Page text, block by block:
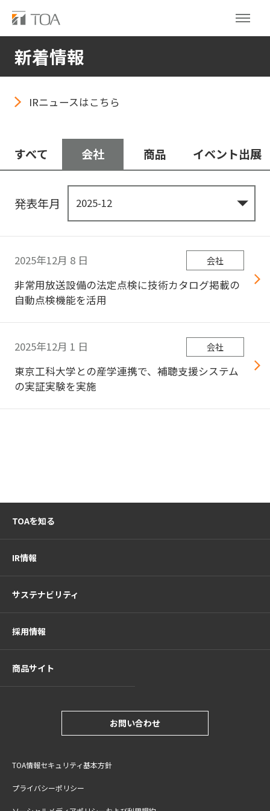
新着情報
IRニュースはこちら
すべて 会社 商品 イベント出展
発表年月
2025年12月 8 日 会社
非常用放送設備の法定点検に技術カタログ掲載の
自動点検機能を活用
2025年12月 1 日 会社
東京工科大学との産学連携で、補聴⽀援システム
の実証実験を実施
TOAを知る
IR情報
サステナビリティ
採用情報
商品サイト
お問い合わせ
TOA情報セキュリティ基本方針
プライバシーポリシー